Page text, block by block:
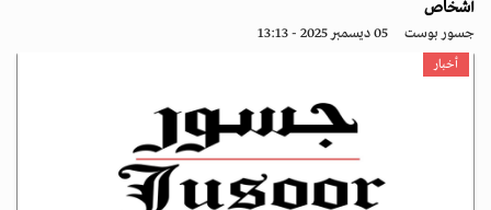
أشخاص
جسور بوست 05 ديسمبر 2025 - 13:13
أخبار